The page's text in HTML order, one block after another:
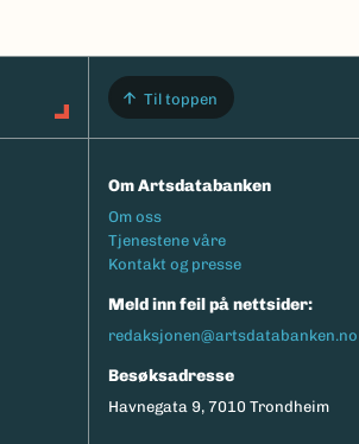
Til toppen
Om Artsdatabanken
Footermeny
Om oss
Tjenestene våre
Kontakt og presse
Meld inn feil på nettsider:
redaksjonen@artsdatabanken.no
Besøksadresse
Havnegata 9, 7010 Trondheim